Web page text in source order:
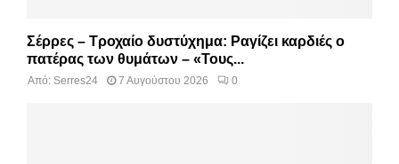
Σέρρες – Τροχαίο δυστύχημα: Ραγίζει καρδιές ο
πατέρας των θυμάτων – «Τους...
Από: Serres24 7 Αυγούστου 2026 0